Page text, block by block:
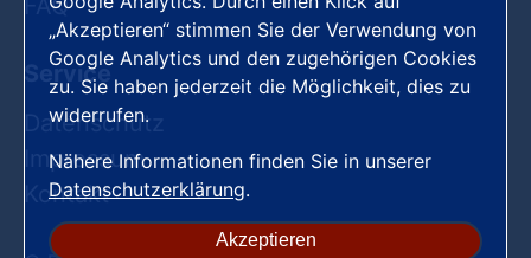
FAQ
Service
Datenschutz
Impressum
Kontakt
„Akzeptieren“ stimmen Sie der Verwendung von
Google Analytics und den zugehörigen Cookies
zu. Sie haben jederzeit die Möglichkeit, dies zu
widerrufen.
Nähere Informationen finden Sie in unserer
Datenschutzerklärung.
Akzeptieren